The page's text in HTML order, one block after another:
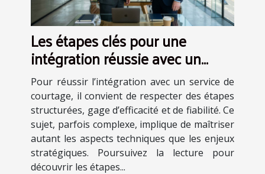
Les étapes clés pour une
intégration réussie avec un
service de courtage
Pour réussir l’intégration avec un service de
courtage, il convient de respecter des étapes
structurées, gage d’efficacité et de fiabilité. Ce
sujet, parfois complexe, implique de maîtriser
autant les aspects techniques que les enjeux
stratégiques. Poursuivez la lecture pour
découvrir les étapes...